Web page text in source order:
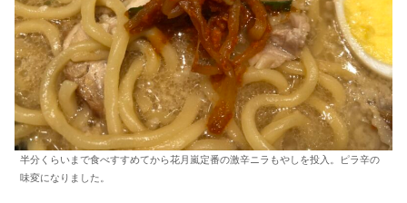
半分くらいまで食べすすめてから花月嵐定番の激辛ニラもやしを投入。ピラ辛の
味変になりました。